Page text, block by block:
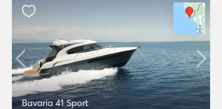
Bavaria 41 Sport